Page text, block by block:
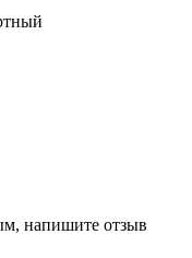
напишите отзыв